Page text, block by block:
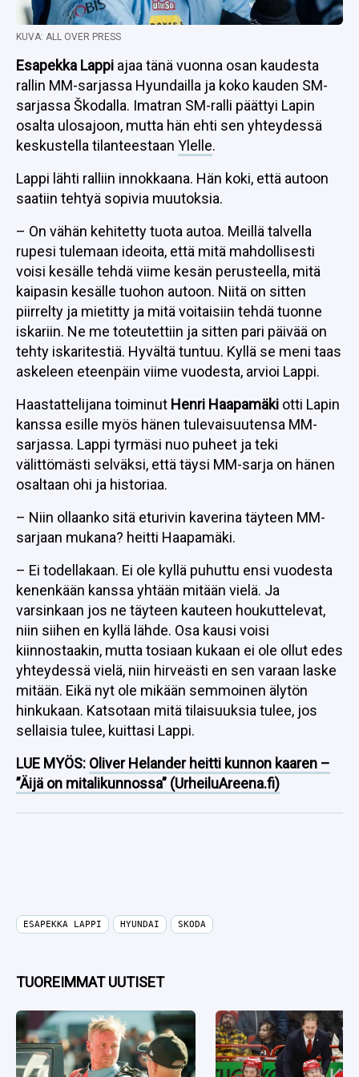
KUVA: ALL OVER PRESS
Esapekka Lappi ajaa tänä vuonna osan kaudesta
rallin MM-sarjassa Hyundailla ja koko kauden SM-
sarjassa Škodalla. Imatran SM-ralli päättyi Lapin
osalta ulosajoon, mutta hän ehti sen yhteydessä
keskustella tilanteestaan Ylelle.
Lappi lähti ralliin innokkaana. Hän koki, että autoon
saatiin tehtyä sopivia muutoksia.
– On vähän kehitetty tuota autoa. Meillä talvella
rupesi tulemaan ideoita, että mitä mahdollisesti
voisi kesälle tehdä viime kesän perusteella, mitä
kaipasin kesälle tuohon autoon. Niitä on sitten
piirrelty ja mietitty ja mitä voitaisiin tehdä tuonne
iskariin. Ne me toteutettiin ja sitten pari päivää on
tehty iskaritestiä. Hyvältä tuntuu. Kyllä se meni taas
askeleen eteenpäin viime vuodesta, arvioi Lappi.
Haastattelijana toiminut Henri Haapamäki otti Lapin
kanssa esille myös hänen tulevaisuutensa MM-
sarjassa. Lappi tyrmäsi nuo puheet ja teki
välittömästi selväksi, että täysi MM-sarja on hänen
osaltaan ohi ja historiaa.
– Niin ollaanko sitä eturivin kaverina täyteen MM-
sarjaan mukana? heitti Haapamäki.
– Ei todellakaan. Ei ole kyllä puhuttu ensi vuodesta
kenenkään kanssa yhtään mitään vielä. Ja
varsinkaan jos ne täyteen kauteen houkuttelevat,
niin siihen en kyllä lähde. Osa kausi voisi
kiinnostaakin, mutta tosiaan kukaan ei ole ollut edes
yhteydessä vielä, niin hirveästi en sen varaan laske
mitään. Eikä nyt ole mikään semmoinen älytön
hinkukaan. Katsotaan mitä tilaisuuksia tulee, jos
sellaisia tulee, kuittasi Lappi.
LUE MYÖS: Oliver Helander heitti kunnon kaaren –
”Äijä on mitalikunnossa” (UrheiluAreena.fi)
ESAPEKKA LAPPI HYUNDAI SKODA
TUOREIMMAT UUTISET